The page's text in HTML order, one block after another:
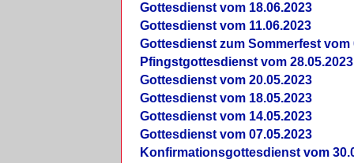
Gottesdienst vom 18.06.2023
Gottesdienst vom 11.06.2023
Gottesdienst zum Sommerfest vom
Pfingstgottesdienst vom 28.05.2023
Gottesdienst vom 20.05.2023
Gottesdienst vom 18.05.2023
Gottesdienst vom 14.05.2023
Gottesdienst vom 07.05.2023
Konfirmationsgottesdienst vom